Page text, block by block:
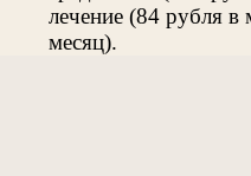
лечение (84 рубля в
месяц).